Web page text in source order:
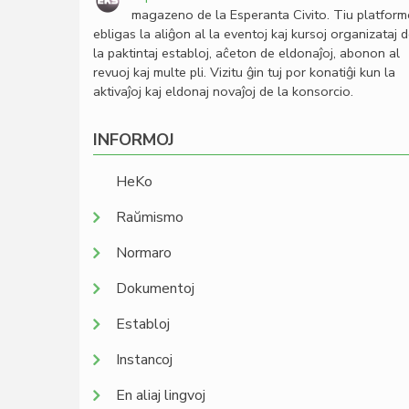
magazeno de la Esperanta Civito. Tiu
ebligas la aliĝon al la eventoj kaj kursoj organizataj
la paktintaj establoj, aĉeton de eldonaĵoj, abonon al
revuoj kaj multe pli. Vizitu ĝin tuj por konatiĝi kun la
aktivaĵoj kaj eldonaj novaĵoj de la konsorcio.
INFORMOJ
HeKo
Raŭmismo
Normaro
Dokumentoj
Establoj
Instancoj
En aliaj lingvoj